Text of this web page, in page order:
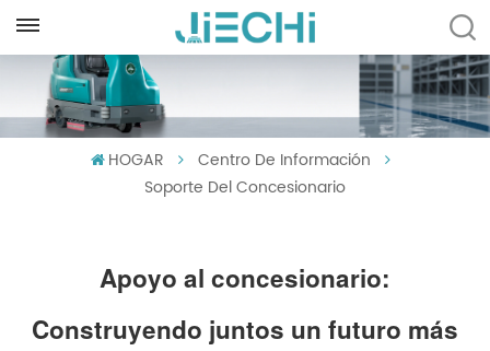
English
Français HOGAR
Centro De Información
Soporte Del Concesionario
Apoyo al concesionario:
Construyendo juntos un futuro más